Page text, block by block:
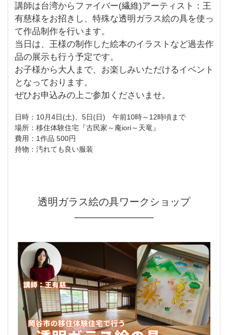
講師は台湾からファイバー(繊維)アーティスト：王
有慈様をお招きし、特殊な透明ガラス絵の具を使っ
て作品制作を行います。
当日は、王様の制作した絵本のイラストなど過去作
品の展示も行う予定です。
お子様から大人まで、お楽しみいただけるイベント
となっております。
ぜひお申込みの上ご参加くださいませ。
日時：10月4日(土)、5日(日) 午前10時～12時頃まで
場所：移住体験住宅『古民家～庵iori～天竜』
費用：1作品 500円
持物：汚れても良い服装
透明ガラス絵の具ワークショップ